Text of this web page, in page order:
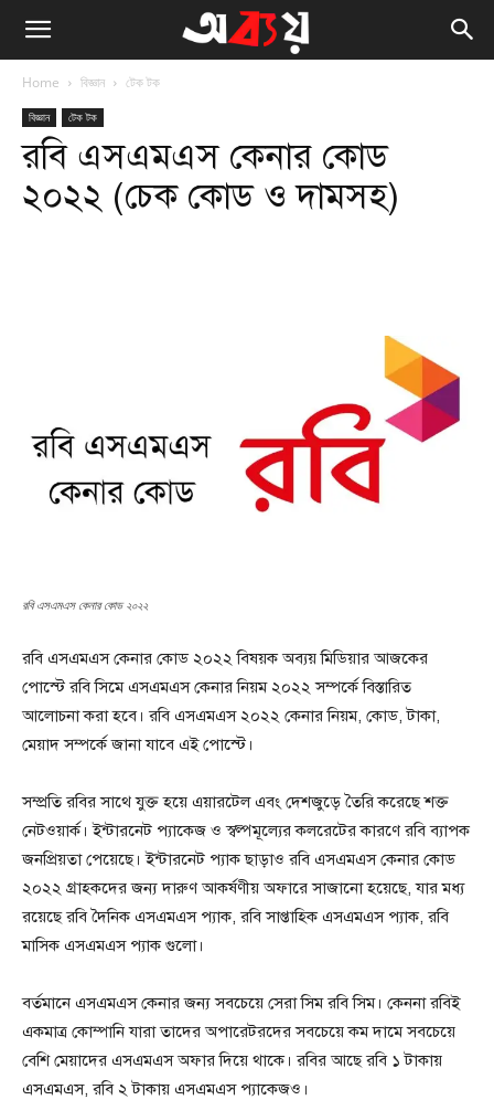
Home বিজ্ঞান টেক টক
বিজ্ঞান টেক টক
রবি এসএমএস কেনার কোড
২০২২ (চেক কোড ও দামসহ)
রবি এসএমএস কেনার কোড ২০২২
রবি এসএমএস কেনার কোড ২০২২ বিষয়ক অব্যয় মিডিয়ার আজকের
পোস্টে রবি সিমে এসএমএস কেনার নিয়ম ২০২২ সম্পর্কে বিস্তারিত
আলোচনা করা হবে। রবি এসএমএস ২০২২ কেনার নিয়ম, কোড, টাকা,
মেয়াদ সম্পর্কে জানা যাবে এই পোস্টে।
সম্প্রতি রবির সাথে যুক্ত হয়ে এয়ারটেল এবং দেশজুড়ে তৈরি করেছে শক্ত
নেটওয়ার্ক। ইন্টারনেট প্যাকেজ ও স্বল্পমূল্যের কলরেটের কারণে রবি ব্যাপক
জনপ্রিয়তা পেয়েছে। ইন্টারনেট প্যাক ছাড়াও রবি এসএমএস কেনার কোড
২০২২ গ্রাহকদের জন্য দারুণ আকর্ষণীয় অফারে সাজানো হয়েছে, যার মধ্য
রয়েছে রবি দৈনিক এসএমএস প্যাক, রবি সাপ্তাহিক এসএমএস প্যাক, রবি
মাসিক এসএমএস প্যাক গুলো।
বর্তমানে এসএমএস কেনার জন্য সবচেয়ে সেরা সিম রবি সিম। কেননা রবিই
একমাত্র কোম্পানি যারা তাদের অপারেটরদের সবচেয়ে কম দামে সবচেয়ে
বেশি মেয়াদের এসএমএস অফার দিয়ে থাকে। রবির আছে রবি ১ টাকায়
এসএমএস, রবি ২ টাকায় এসএমএস প্যাকেজও।